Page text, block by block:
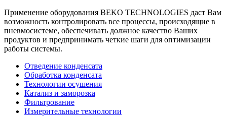
Применение оборудования BEKO TECHNOLOGIES даст Вам
возможность контролировать все процессы, происходящие в
пневмосистеме, обеспечивать должное качество Ваших
продуктов и предпринимать четкие шаги для оптимизации
работы системы.
Отведение конденсата
Обработка конденсата
Технологии осушения
Катализ и заморозка
Фильтрование
Измерительные технологии